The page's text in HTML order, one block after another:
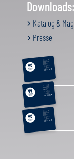
Downloads:
Katalog &
Presse
RELAX &
BEAUTY
AKTIV
GENUSS
FAMILIE
GUTSCHEIN
RELAX &
BEAUTY
AKTIV
GENUSS
FAMILIE
GUTSCHEIN
RELAX &
BEAUTY
AKTIV
GENUSS
FAMILIE
GUTSCHEIN